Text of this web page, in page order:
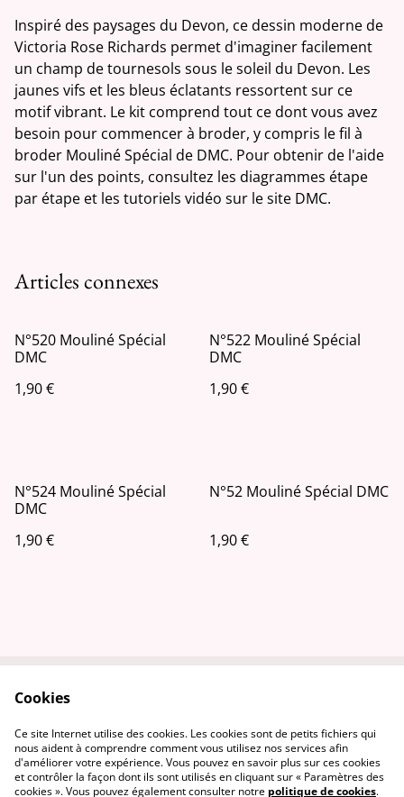
Inspiré des paysages du Devon, ce dessin moderne de
Victoria Rose Richards permet d'imaginer facilement
un champ de tournesols sous le soleil du Devon. Les
jaunes vifs et les bleus éclatants ressortent sur ce
motif vibrant. Le kit comprend tout ce dont vous avez
besoin pour commencer à broder, y compris le fil à
broder Mouliné Spécial de DMC. Pour obtenir de l'aide
sur l'un des points, consultez les diagrammes étape
par étape et les tutoriels vidéo sur le site DMC.
Articles connexes
N°520 Mouliné Spécial
DMC
1,90 €
N°522 Mouliné Spécial
DMC
1,90 €
N°524 Mouliné Spécial
DMC
1,90 €
N°52 Mouliné Spécial DMC
1,90 €
Politique de
confidentialité
Politique de cookies
Cookies
Ce site Internet utilise des cookies. Les cookies sont de petits fichiers qui
nous aident à comprendre comment vous utilisez nos services afin
d'améliorer votre expérience. Vous pouvez en savoir plus sur ces cookies
et contrôler la façon dont ils sont utilisés en cliquant sur « Paramètres des
cookies ». Vous pouvez également consulter notre politique de cookies.